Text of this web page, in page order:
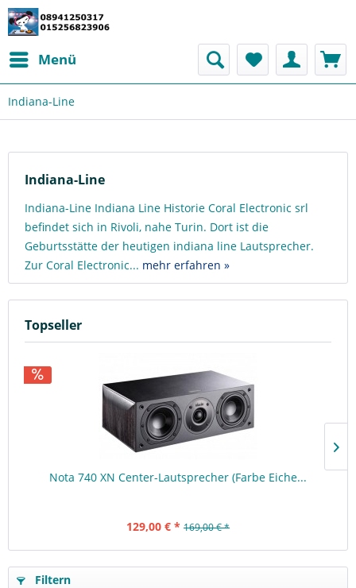
Menü
Indiana-Line
Indiana-Line
Indiana-Line Indiana Line Historie Coral Electronic srl
befindet sich in Rivoli, nahe Turin. Dort ist die
Geburtsstätte der heutigen indiana line Lautsprecher.
Zur Coral Electronic... mehr erfahren »
Topseller
Nota 740 XN Center-Lautsprecher (Farbe Eiche...
129,00 € * 169,00 € *
Filtern